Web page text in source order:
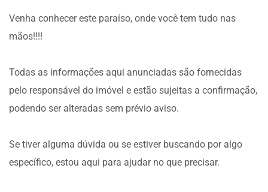
Venha conhecer este paraíso, onde você tem tudo nas
mãos!!!!
Todas as informações aqui anunciadas são fornecidas
pelo responsável do imóvel e estão sujeitas a confirmação,
podendo ser alteradas sem prévio aviso.
Se tiver alguma dúvida ou se estiver buscando por algo
específico, estou aqui para ajudar no que precisar.